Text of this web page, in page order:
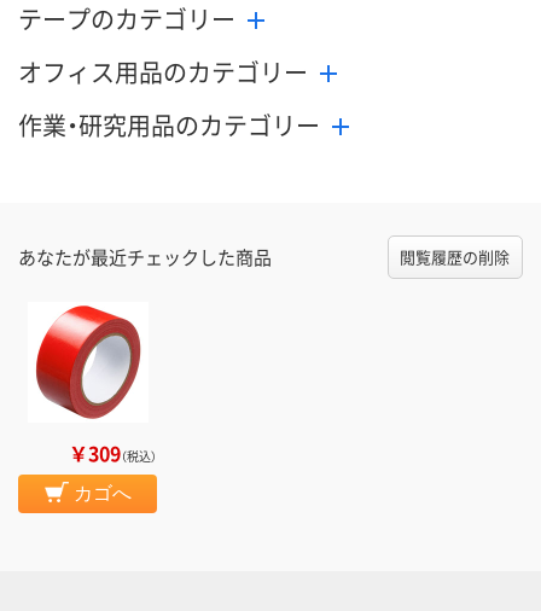
テープのカテゴリー
オフィス用品のカテゴリー
作業・研究用品のカテゴリー
あなたが最近チェックした商品 閲覧履歴の削除
￥309（税込）
カゴへ